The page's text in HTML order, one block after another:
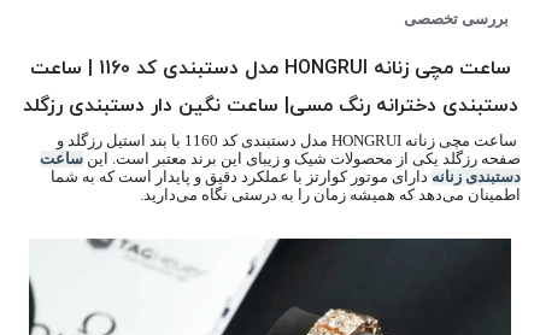
بررسی تخصصی
ساعت مچی زنانه HONGRUI مدل دستبندی کد 1160 | ساعت
دستبندی دخترانه رنگ مسی| ساعت نگین دار دستبندی رزگلد
ساعت مچی زنانه HONGRUI مدل دستبندی کد 1160 با بند استیل رزگلد و
صفحه رزگلد یکی از محصولات شیک و زیبای این برند معتبر است. این ساعت
دستبندی زنانه دارای موتور کوارتز با عملکرد دقیق و پایدار است که به شما
اطمینان می‌دهد که همیشه زمان را به درستی نگاه می‌دارید.